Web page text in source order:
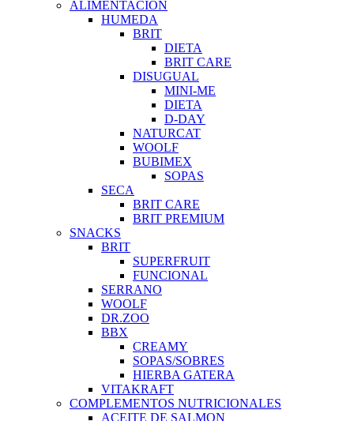
ALIMENTACION
HUMEDA
BRIT
DIETA
BRIT CARE
DISUGUAL
MINI-ME
DIETA
D-DAY
NATURCAT
WOOLF
BUBIMEX
SOPAS
SECA
BRIT CARE
BRIT PREMIUM
SNACKS
BRIT
SUPERFRUIT
FUNCIONAL
SERRANO
WOOLF
DR.ZOO
BBX
CREAMY
SOPAS/SOBRES
HIERBA GATERA
VITAKRAFT
COMPLEMENTOS NUTRICIONALES
ACEITE DE SALMON